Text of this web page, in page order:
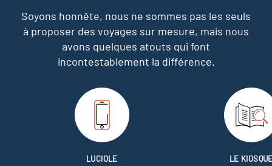
Soyons honnête, nous ne sommes pas les seuls
à proposer des voyages sur mesure, mais nous
avons quelques atouts qui font
incontestablement la différence.
LUCIOLE
LE